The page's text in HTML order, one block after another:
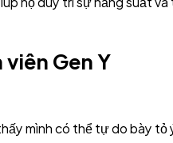
Gen Y
mình có thể tự do bày